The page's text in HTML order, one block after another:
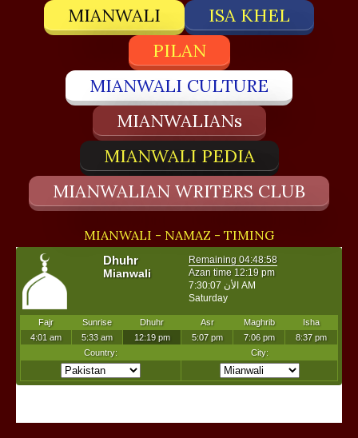
MIANWALI
ISA KHEL
PILAN
MIANWALI CULTURE
MIANWALIANs
MIANWALI PEDIA
MIANWALIAN WRITERS CLUB
MIANWALI - NAMAZ - TIMING